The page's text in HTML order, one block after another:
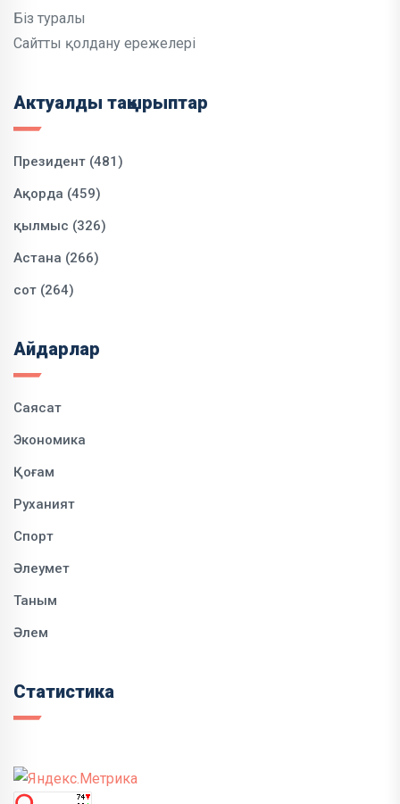
Біз туралы
Сайтты қолдану ережелері
Актуалды тақырыптар
Президент (481)
Ақорда (459)
қылмыс (326)
Астана (266)
сот (264)
Айдарлар
Саясат
Экономика
Қоғам
Руханият
Спорт
Әлеумет
Таным
Әлем
Статистика